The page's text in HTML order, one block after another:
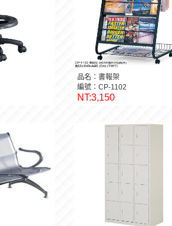
品名：書報架
編號：CP-1102
NT:3,150